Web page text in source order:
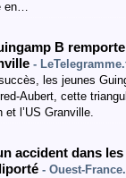
en…
B
-
les jeunes
Aubert, cette
l’US Granville.
accident dans
- Ouest-